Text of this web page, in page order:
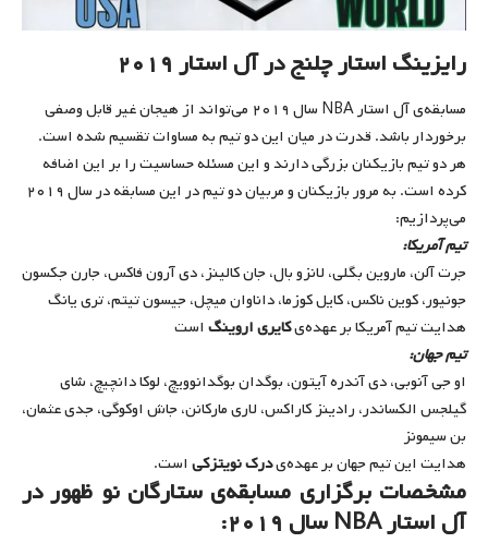
رایزینگ استار چلنج در‌ آل استار ۲۰۱۹
مسابقه‌ی آل استار NBA سال ۲۰۱۹ می‌تواند از هیجان غیر قابل وصفی
برخوردار باشد. قدرت در میان این دو تیم به مساوات تقسیم شده است.
هر دو تیم بازیکنان بزرگی دارند و این مسئله حساسیت را بر این اضافه
کرده است. به مرور بازیکنان و مربیان دو تیم در این مسابقه در سال ۲۰۱۹
می‌پردازیم:
تیم آمریکا:
جرت آلن،‌ ماروین بگلی، لانزو بال،‌ جان کالینز،‌ دی آرون فاکس، جارن جکسون
جونیور، کوین ناکس، کایل کوزما،‌ داناوان میچل، جیسون تیتم، تری یانگ
هدایت تیم آمریکا بر عهده‌یکایری اروینگ است
تیم جهان:
او جی آنوبی، دی آندره آیتون، بوگدان بوگدانوویچ، لوکا دانچیچ‌، شای
گیلجس الکساندر، رادینز کاراکس، لاری مارکانن، جاش اوکوگی،‌ جدی عثمان،‌
بن سیمونز
هدایت این تیم جهان بر عهده‌یدرک نویتزکی است.
مشخصات برگزاری مسابقه‌ی ستارگان نو ظهور در
آل استار NBA سال ۲۰۱۹: